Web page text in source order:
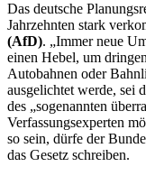
Das deutsche
Jahrzehnten stark
(AfD). „Immer neue
einen Hebel, um
Autobahnen oder
ausgelichtet werde, sei
des „sogenannten
Verfassungsexperten
so sein, dürfe der
das Gesetz schreiben.